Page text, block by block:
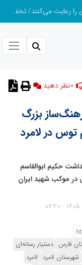
۸۳ درصد مشترکین استان تهران الگوی مصرف برق را رعایت می‌کنند/ تخفیف ۳۰ درصدی به ۷۲۲ هزار مشترک تهرانی
نظر دهید
بزرگ
توس در لامرد
حکیم ابوالقاسم
در موکب شهید ایران
فارس دستیار رسانه‌ای
شهرستان لامرد لامرد